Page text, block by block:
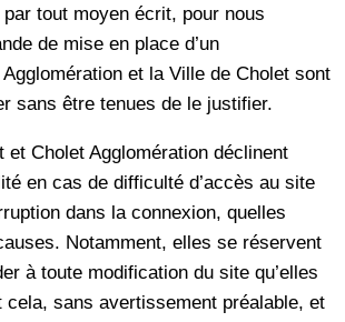
tout moyen écrit, pour nous
de mise en place d’un
et la Ville de Cholet sont
sans être tenues de le justifier.
et Cholet Agglomération déclinent
en cas de difficulté d’accès au site
dans la connexion, quelles
Notamment, elles se réservent
à toute modification du site qu’elles
cela, sans avertissement préalable, et